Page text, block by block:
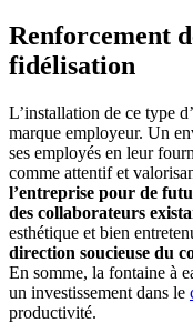
Renforcement
fidélisation
L’installation de ce type
marque employeur. Un
ses employés en leur
comme attentif et
l’entreprise pour de
des collaborateurs
esthétique et bien
direction soucieuse du
En somme, la fontaine à
un investissement dans le
productivité.